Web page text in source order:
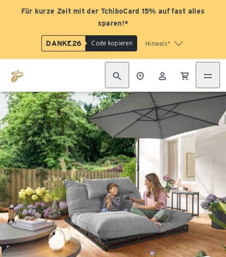
Für kurze Zeit mit der TchiboCard 15% auf fast alles
sparen!*
DANKE26 Code kopieren Hinweis*